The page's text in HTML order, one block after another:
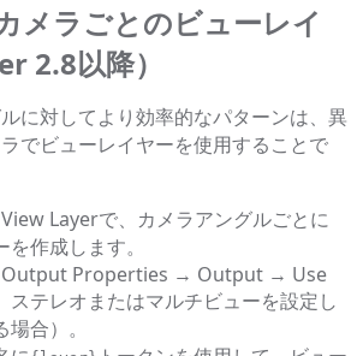
メラごとのビューレイ
2.8以降）
に対してより効率的なパターンは、異
でビューレイヤーを使用することで
Layerで、カメラアングルごとに
作成します。
Properties → Output → Use
テレオまたはマルチビューを設定し
合）。